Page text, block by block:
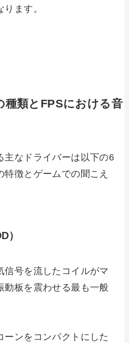
ます。
種類とFPSにおける音
主なドライバーは以下の6
徴とゲームでの聞こえ
）
信号を流したコイルがマ
動板を震わせる最も一般
ーンをコンパクトにした